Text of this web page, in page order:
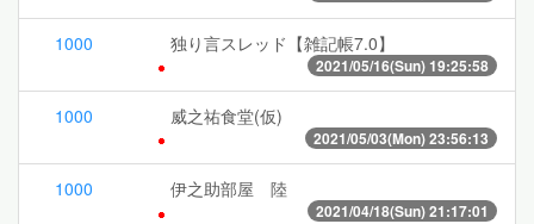
1000 独り言スレッド【雑記帳7.0】
2021/05/16(Sun) 19:25:58
1000 威之祐食堂(仮)
2021/05/03(Mon) 23:56:13
1000 伊之助部屋 陸
2021/04/18(Sun) 21:17:01